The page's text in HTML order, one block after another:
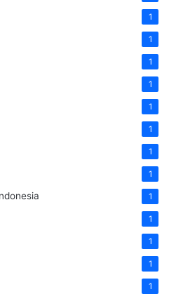
1
1
1
1
1
1
1
1
1
1
1
1
1